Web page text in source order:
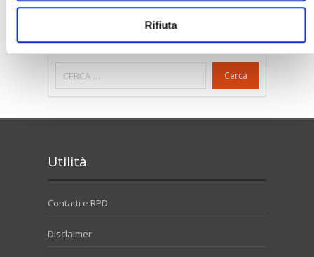
Rifiuta
Cerca
Utilità
Contatti e RPD
Disclaimer